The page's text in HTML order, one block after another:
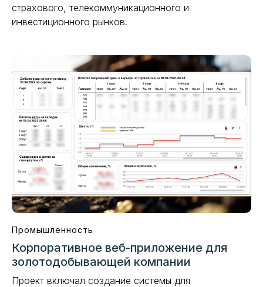
страхового, телекоммуникационного и
инвестиционного рынков.
Промышленность
Корпоративное веб-приложение для
золотодобывающей компании
Проект включал создание системы для